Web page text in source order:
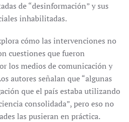
de “desinformación” y sus
inhabilitadas.
cómo las intervenciones no
cuestiones que fueron
los medios de comunicación y
autores señalan que “algunas
que el país estaba utilizando
consolidada”, pero eso no
las pusieran en práctica.